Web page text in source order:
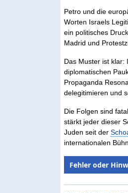
Petro und die
Worten Israels
ein politisches
Madrid und
Das Muster ist klar:
diplomatischen
Propaganda
delegitimieren und
Die Folgen sind
stärkt jeder dieser
Juden seit der
internationalen
Fehler oder